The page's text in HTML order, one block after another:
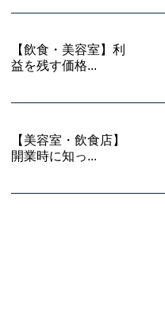
【飲食・美容室】利
益を残す価格...
【美容室・飲食店】
開業時に知っ...